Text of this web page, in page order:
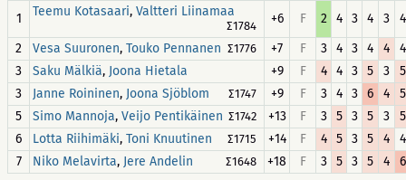
1
Teemu Kotasaari, Valtteri Liinamaa
∑1784 +6 F 2 4 3 4 3
4
2
Vesa Suuronen, Touko Pennanen ∑1776 +7 F 3 4 3 4 4
4
3
Saku Mälkiä, Joona Hietala +9 F 4 4 3 5 3
5
3
Janne Roininen, Joona Sjöblom ∑1747 +9 F 3 4 3 6 4
5
5
Simo Mannoja, Veijo Pentikäinen ∑1742 +13 F 3 5 3 5 3
5
6
Lotta Riihimäki, Toni Knuutinen ∑1715 +14 F 4 5 3 5 4
4
7
Niko Melavirta, Jere Andelin ∑1648 +18 F 3 5 3 5 4 6